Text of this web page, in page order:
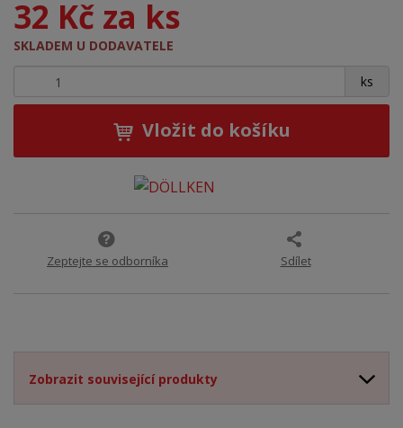
32 Kč za ks
SKLADEM U DODAVATELE
ks
+-
Vložit do košíku
Zeptejte se odborníka Sdílet
Zobrazit související produkty